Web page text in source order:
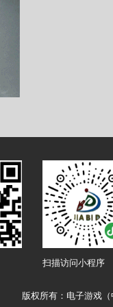
扫描访问小程序
版权所有：电子游戏